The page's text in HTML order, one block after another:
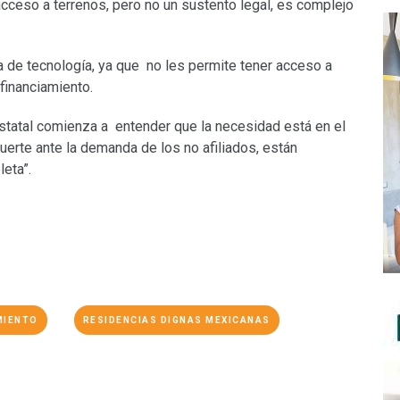
a terrenos, pero no un sustento legal, es complejo
tecnología, ya que no les permite tener acceso a
comienza a entender que la necesidad está en el
ante la demanda de los no afiliados, están
RESIDENCIAS DIGNAS MEXICANAS